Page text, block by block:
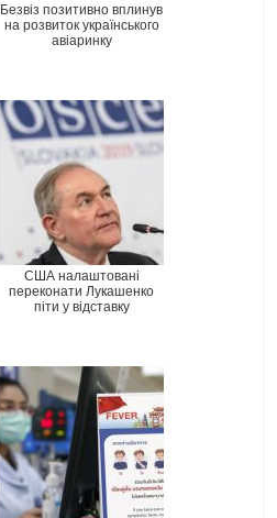
Безвіз позитивно вплинув
на розвиток українського
авіаринку
США налаштовані
переконати Лукашенко
піти у відставку